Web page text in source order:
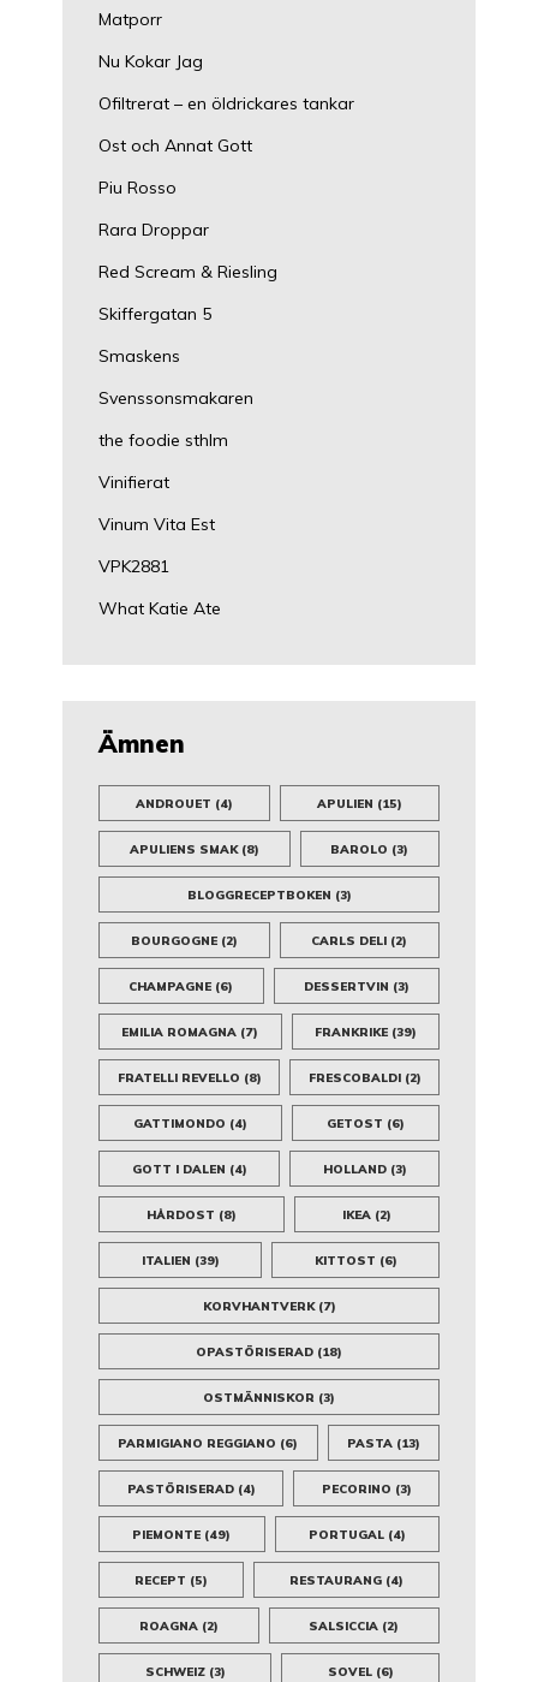
Matporr
Nu Kokar Jag
Ofiltrerat – en öldrickares tankar
Ost och Annat Gott
Piu Rosso
Rara Droppar
Red Scream & Riesling
Skiffergatan 5
Smaskens
Svenssonsmakaren
the foodie sthlm
Vinifierat
Vinum Vita Est
VPK2881
What Katie Ate
Ämnen
ANDROUET (4) APULIEN (15)
APULIENS SMAK(8) BAROLO (3)
BLOGGRECEPTBOKEN (3)
BOURGOGNE(2) CARLS DELI (2)
CHAMPAGNE (6) DESSERTVIN (3)
EMILIA ROMAGNA (7) FRANKRIKE(39)
FRATELLI REVELLO (8) FRESCOBALDI(2)
GATTIMONDO (4) GETOST (6)
GOTT I DALEN (4) HOLLAND(3)
HÅRDOST (8) IKEA (2)
ITALIEN (39) KITTOST (6)
KORVHANTVERK(7)
OPASTÖRISERAD (18)
OSTMÄNNISKOR (3)
PARMIGIANO REGGIANO (6) PASTA(13)
PASTÖRISERAD(4) PECORINO (3)
PIEMONTE (49) PORTUGAL(4)
RECEPT (5) RESTAURANG (4)
ROAGNA(2) SALSICCIA (2)
SCHWEIZ(3) SOVEL(6)